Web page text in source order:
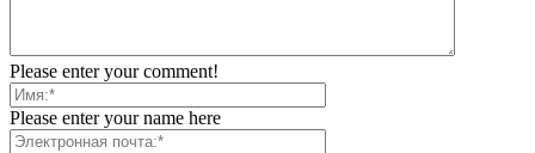
Please enter your comment!
Please enter your name here